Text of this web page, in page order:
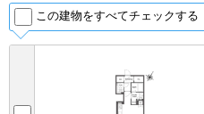
この建物をすべてチェックする